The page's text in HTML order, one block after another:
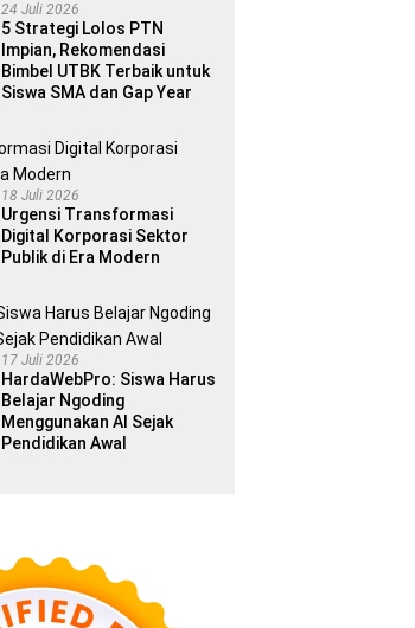
24 Juli 2026
5 Strategi Lolos PTN
Impian, Rekomendasi
Bimbel UTBK Terbaik untuk
Siswa SMA dan Gap Year
18 Juli 2026
Urgensi Transformasi
Digital Korporasi Sektor
Publik di Era Modern
17 Juli 2026
HardaWebPro: Siswa Harus
Belajar Ngoding
Menggunakan AI Sejak
Pendidikan Awal